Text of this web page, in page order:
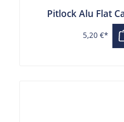
Pitlock Alu Flat
5,20 €*